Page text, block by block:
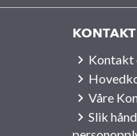
Kontakt
Våre
Slik